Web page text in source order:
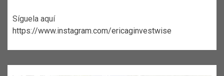
Síguela aquí
https://www.instagram.com/ericaginvestwise